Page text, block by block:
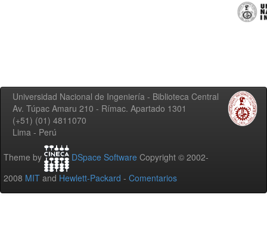
Universidad Nacional de Ingeniería - Biblioteca Central
Av. Túpac Amaru 210 - Rímac. Apartado 1301
(+51) (01) 4811070
Lima - Perú
Theme by DSpace Software Copyright © 2002-
2008 MIT and Hewlett-Packard - Comentarios